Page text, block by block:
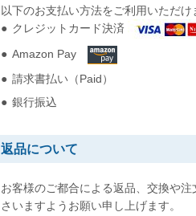
以下のお支払い方法をご利用いただけ
クレジットカード決済
Amazon Pay
請求書払い（Paid）
銀行振込
返品について
お客様のご都合による返品、交換や
さいますようお願い申し上げます。